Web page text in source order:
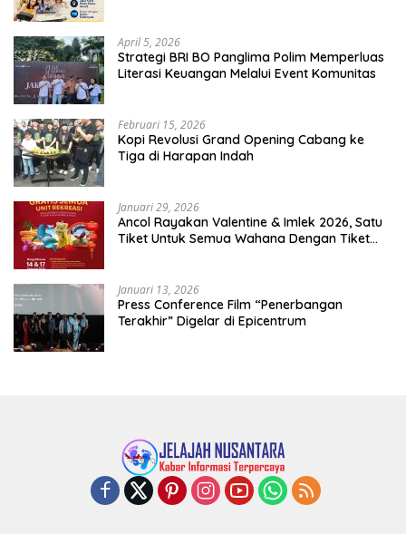
April 5, 2026
​Strategi BRI BO Panglima Polim Memperluas
Literasi Keuangan Melalui Event Komunitas
Februari 15, 2026
Kopi Revolusi Grand Opening Cabang ke
Tiga di Harapan Indah
Januari 29, 2026
Ancol Rayakan Valentine & Imlek 2026, Satu
Tiket Untuk Semua Wahana Dengan Tiket
Januari 13, 2026
Press Conference Film “Penerbangan
Terakhir” Digelar di Epicentrum